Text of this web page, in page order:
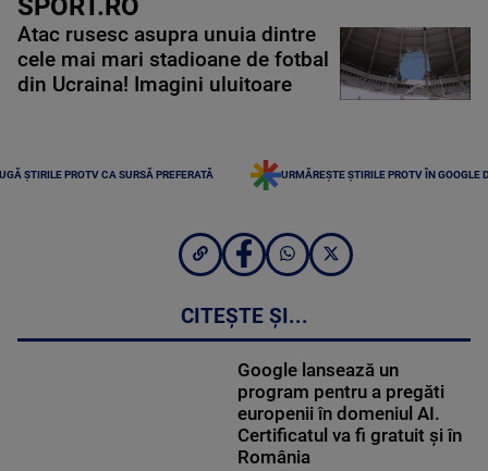
SPORT.RO
Atac rusesc asupra unuia dintre
cele mai mari stadioane de fotbal
din Ucraina! Imagini uluitoare
ȘTIRILE PROTV CA SURSĂ PREFERATĂ URMĂREȘTE ȘTIRILE PROTV ÎN GOOGLE
CITEȘTE ȘI...
Google lansează un
program pentru a pregăti
europenii în domeniul AI.
Certificatul va fi gratuit și în
România